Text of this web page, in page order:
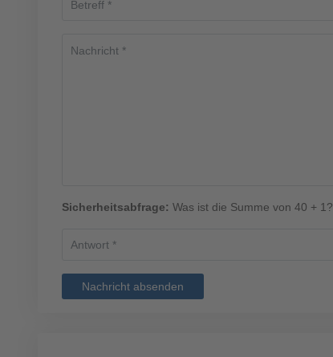
Sicherheitsabfrage: Was ist die Summe von 40 + 1?
Nachricht absenden